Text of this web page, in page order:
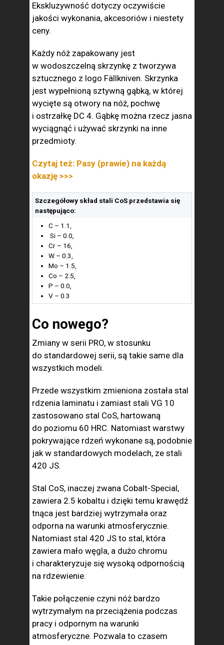
Ekskluzywność dotyczy oczywiście
jakości wykonania, akcesoriów i niestety
ceny.
Każdy nóż zapakowany jest
w wodoszczelną skrzynkę z tworzywa
sztucznego z logo Fällkniven. Skrzynka
jest wypełnioną sztywną gąbką, w której
wycięte są otwory na nóż, pochwę
i ostrzałkę DC 4. Gąbkę można rzecz jasna
wyciągnąć i używać skrzynki na inne
przedmioty.
Czytaj też: Pasy (prawie) na każdą
okazję >>>
Szczegółowy skład stali CoS przedstawia się
następująco:
C – 1.1,
Si – 0.0,
Cr – 16,
W – 0.3,
Mo – 1.5,
Co – 2.5,
P – 0.0,
V – 0.3
Co nowego?
Zmiany w serii PRO, w stosunku
do standardowej serii, są takie same dla
wszystkich modeli.
Przede wszystkim zmieniona została stal
rdzenia laminatu i zamiast stali VG 10
zastosowano stal CoS, hartowaną
do poziomu 60 HRC. Natomiast warstwy
pokrywające rdzeń wykonane są, podobnie
jak w standardowych modelach, ze stali
420 JS.
Stal CoS, inaczej zwana Cobalt-Special,
zawiera 2.5 kobaltu i dzięki temu krawędź
tnąca jest bardziej wytrzymała oraz
odporna na warunki atmosferycznie.
Natomiast stal 420 JS to stal, która
zawiera mało węgla, a dużo chromu
i charakteryzuje się wysoką odpornością
na rdzewienie.
Takie połączenie czyni nóż bardzo
wytrzymałym na przeciążenia podczas
pracy i odpornym na warunki
atmosferyczne. Pozwala to czasem